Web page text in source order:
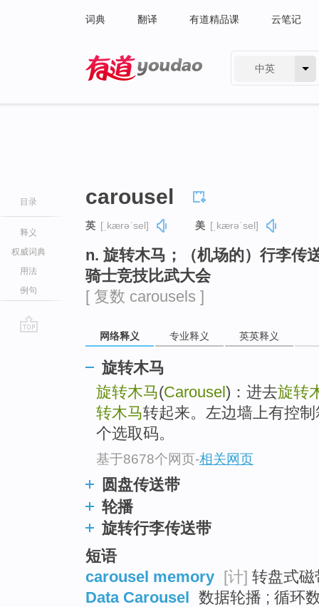
词典 翻译 有道精品课 云笔记
中英
目录
释义
权威词典
用法
例句
carousel
英 [ˌkærəˈsel] 美 [ˌkærəˈsel]
n. 旋转木马；（机场的）行李传
骑士竞技比武大会
[ 复数 carousels ]
网络释义 专业释义 英英释义
旋转木马
旋转木马(Carousel )：进去旋转
转木马转起来。左边墙上有控
个选取码。
基于8678个网页-相关网页
圆盘传送带
轮播
旋转行李传送带
短语
carousel memory [计] 转盘式
Data Carousel 数据轮播 ; 循环